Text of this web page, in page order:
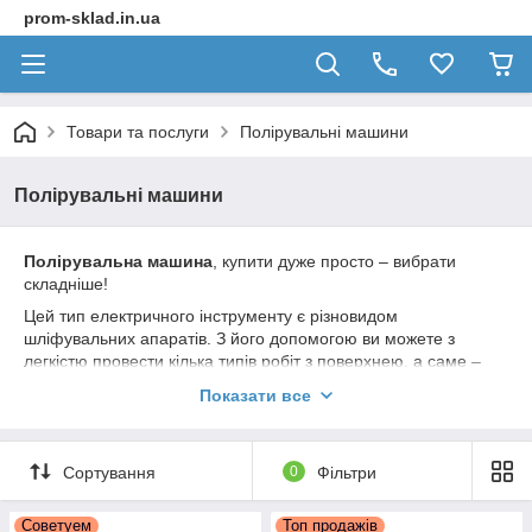
prom-sklad.in.ua
Товари та послуги Полірувальні машини
Полірувальні машини
Полірувальна машина , купити дуже просто – вибрати
складніше!
Цей тип електричного інструменту є різновидом
шліфувальних апаратів. З його допомогою ви можете з
легкістю провести кілька типів робіт з поверхнею, а саме –
робіт робить цей інструмент досить універсальним.
Величезна різноманітність типів пристроїв цього роду
(прямошлифовальная, кутошліфувальні, орбітальні і т. д)
обумовлено різними завданнями, а головне різним родом
роботи. У цій статті ми будемо розглядати тільки ті апарати,
Показати все
Сортування 0 Фільтри
Советуем Топ продажів